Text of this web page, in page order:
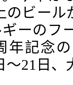
のビー
ーのフ
年記念
～21日、